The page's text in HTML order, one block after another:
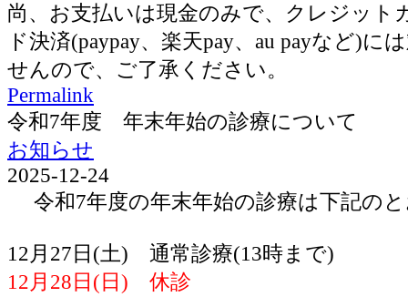
尚、お支払いは現金のみで、クレジット
ド決済(paypay、楽天pay、au payなど)に
せんので、ご了承ください。
Permalink
令和7年度 年末年始の診療について
お知らせ
2025-12-24
令和7年度の年末年始の診療は下記の
12月27日(土) 通常診療(13時まで)
12月28日(日) 休診